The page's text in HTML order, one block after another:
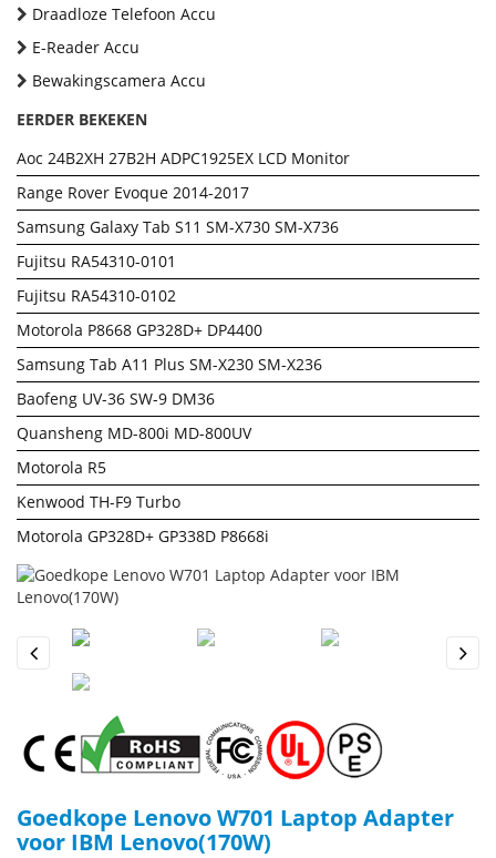
Draadloze Telefoon Accu
E-Reader Accu
Bewakingscamera Accu
EERDER BEKEKEN
Aoc 24B2XH 27B2H ADPC1925EX LCD Monitor
Range Rover Evoque 2014-2017
Samsung Galaxy Tab S11 SM-X730 SM-X736
Fujitsu RA54310-0101
Fujitsu RA54310-0102
Motorola P8668 GP328D+ DP4400
Samsung Tab A11 Plus SM-X230 SM-X236
Baofeng UV-36 SW-9 DM36
Quansheng MD-800i MD-800UV
Motorola R5
Kenwood TH-F9 Turbo
Motorola GP328D+ GP338D P8668i
Previous
Goedkope Lenovo W701 Laptop Adapter
voor IBM Lenovo(170W)